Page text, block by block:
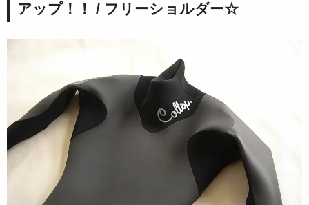
アップ！！ / フリーショルダー☆